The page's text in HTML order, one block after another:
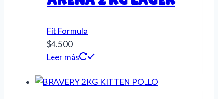
Fit Formula
$4.500
Leer más